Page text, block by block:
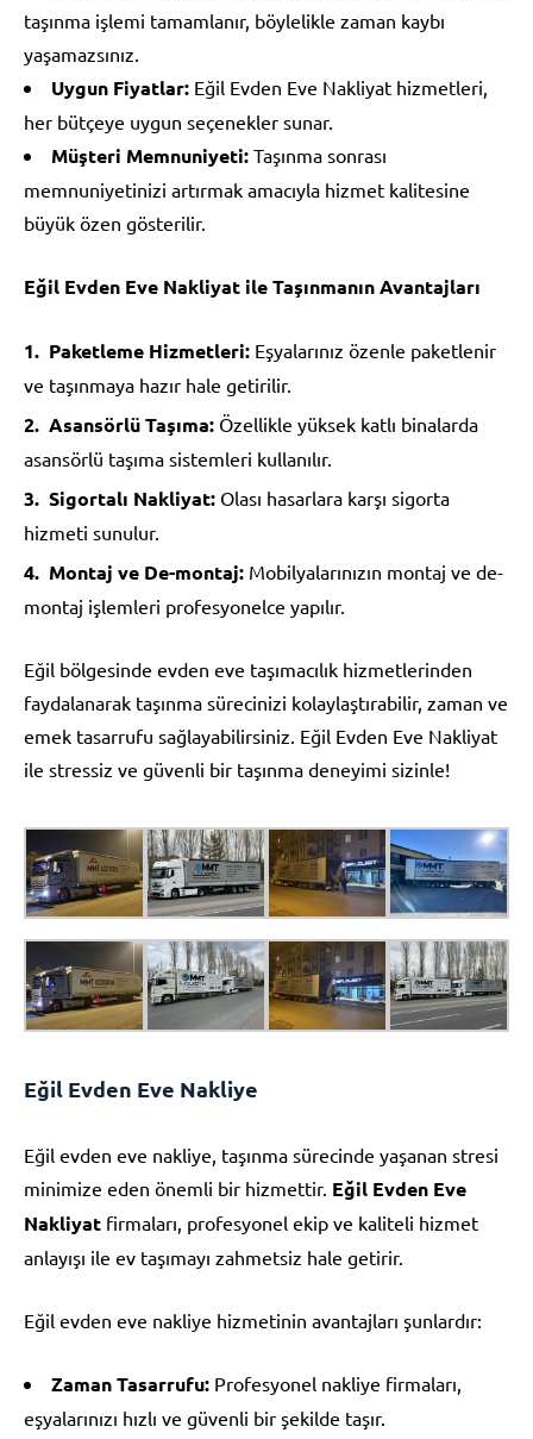
taşınma işlemi tamamlanır, böylelikle zaman kaybı
yaşamazsınız.
Uygun Fiyatlar: Eğil Evden Eve Nakliyat hizmetleri,
her bütçeye uygun seçenekler sunar.
Müşteri Memnuniyeti: Taşınma sonrası
memnuniyetinizi artırmak amacıyla hizmet kalitesine
büyük özen gösterilir.
Eğil Evden Eve Nakliyat ile Taşınmanın Avantajları
Paketleme Hizmetleri: Eşyalarınız özenle paketlenir
ve taşınmaya hazır hale getirilir.
Asansörlü Taşıma: Özellikle yüksek katlı binalarda
asansörlü taşıma sistemleri kullanılır.
Sigortalı Nakliyat: Olası hasarlara karşı sigorta
hizmeti sunulur.
Montaj ve De-montaj: Mobilyalarınızın montaj ve de-
montaj işlemleri profesyonelce yapılır.
Eğil bölgesinde evden eve taşımacılık hizmetlerinden
faydalanarak taşınma sürecinizi kolaylaştırabilir, zaman ve
emek tasarrufu sağlayabilirsiniz. Eğil Evden Eve Nakliyat
ile stressiz ve güvenli bir taşınma deneyimi sizinle!
Eğil Evden Eve Nakliye
Eğil evden eve nakliye, taşınma sürecinde yaşanan stresi
minimize eden önemli bir hizmettir. Eğil Evden Eve
Nakliyat firmaları, profesyonel ekip ve kaliteli hizmet
anlayışı ile ev taşımayı zahmetsiz hale getirir.
Eğil evden eve nakliye hizmetinin avantajları şunlardır:
Zaman Tasarrufu: Profesyonel nakliye firmaları,
eşyalarınızı hızlı ve güvenli bir şekilde taşır.